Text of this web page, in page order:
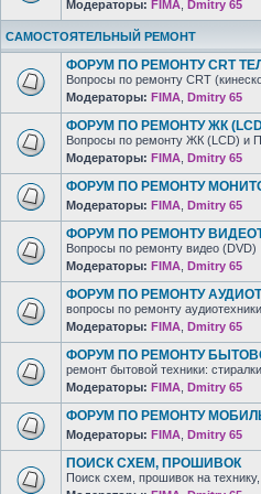
Модераторы: FIMA Dmitry 65
САМОСТОЯТЕЛЬНЫЙ РЕМОНТ
ФОРУМ ПО РЕМОНТУ CRT
Вопросы по ремонту CRT
Модераторы: FIMA Dmitry 65
ФОРУМ ПО РЕМОНТУ ЖК
Вопросы по ремонту ЖК (LCD) и
Модераторы: FIMA Dmitry 65
ФОРУМ ПО РЕМОНТУ
Модераторы: FIMA Dmitry 65
ФОРУМ ПО РЕМОНТУ
Вопросы по ремонту видео (DVD)
Модераторы: FIMA Dmitry 65
ФОРУМ ПО РЕМОНТУ
вопросы по ремонту
Модераторы: FIMA Dmitry 65
ФОРУМ ПО РЕМОНТУ
ремонт бытовой техники:
Модераторы: FIMA Dmitry 65
ФОРУМ ПО РЕМОНТУ
Модераторы: FIMA Dmitry 65
ПОИСК СХЕМ, ПРОШИВОК
Поиск схем, прошивок на